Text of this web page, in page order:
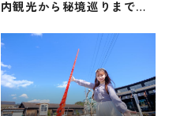
内観光から秘境巡りまで余